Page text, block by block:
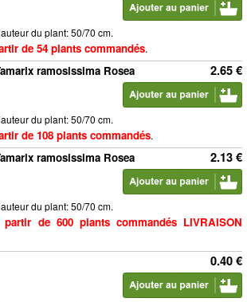
du plant: 50/70 cm.
de 54 plants commandés.
2.65 €
ramosissima Rosea
du plant: 50/70 cm.
de 108 plants commandés.
2.13 €
ramosissima Rosea
du plant: 50/70 cm.
partir de 600 plants commandés LIVRAISON
0.40 €